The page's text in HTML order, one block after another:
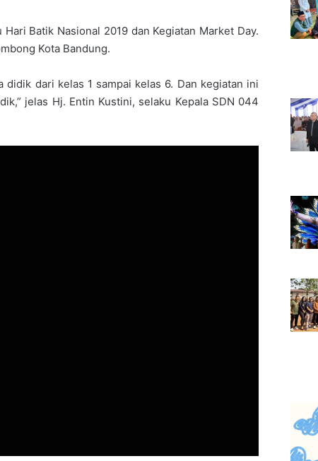
Batik Nasional 2019 dan Kegiatan Market Day.
Kota Bandung.
dari kelas 1 sampai kelas 6. Dan kegiatan ini
jelas Hj. Entin Kustini, selaku Kepala SDN 044